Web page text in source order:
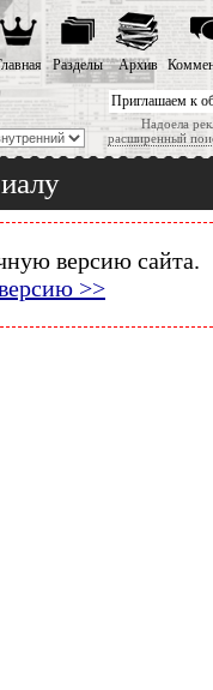
Приглашаем к
Надоела
расширенный
Разделы Архив
версию сайта.
>>